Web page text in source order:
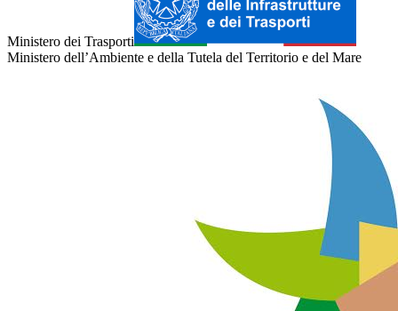
Ministero dei Trasporti
Ministero dell’Ambiente e della Tutela del Territorio e del Mare